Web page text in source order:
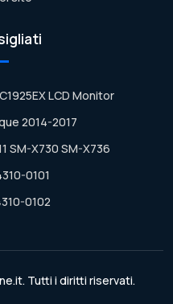
LCD Monitor
2014-2017
SM-X730 SM-X736
0101
0102
Tutti i diritti riservati.